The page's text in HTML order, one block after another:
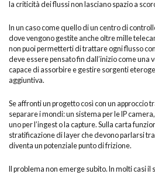
la criticità dei flussi non lasciano spazio a
In un caso come quello di un centro di
dove vengono gestite anche oltre mille
non puoi permetterti di trattare ogni flusso
deve essere pensato fin dall’inizio come una
capace di assorbire e gestire sorgenti
aggiuntiva.
Se affronti un progetto così con un approccio
separare i mondi: un sistema per le IP
uno per l’ingest o la capture. Sulla carta
stratificazione di layer che devono parlarsi
diventa un potenziale punto di frizione.
Il problema non emerge subito. In molti casi il